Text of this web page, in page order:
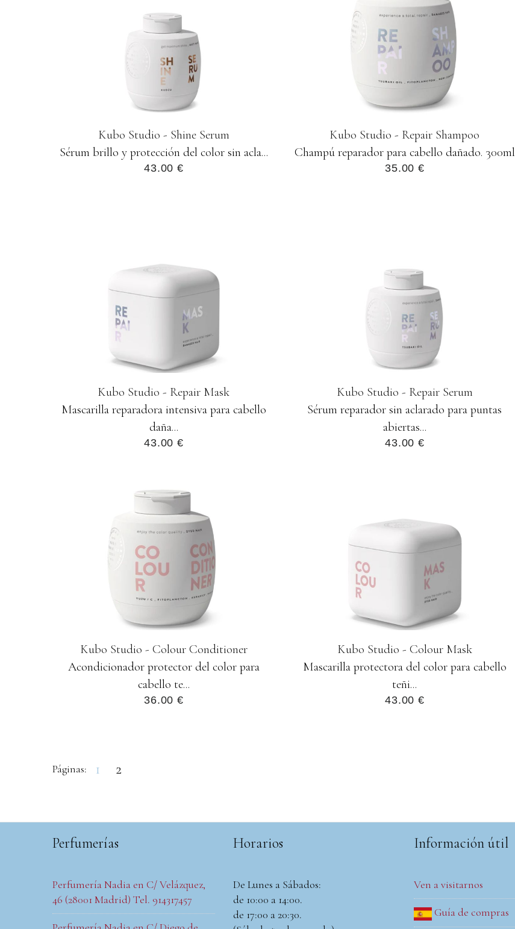
Kubo Studio - Shine Serum
Sérum brillo y protección del color sin acla...
43.00 €
Kubo Studio - Repair Shampoo
Champú reparador para cabello dañado. 300ml
35.00 €
Kubo Studio - Repair Mask
Mascarilla reparadora intensiva para cabello
daña...
43.00 €
Kubo Studio - Repair Serum
Sérum reparador sin aclarado para puntas
abiertas...
43.00 €
Kubo Studio - Colour Conditioner
Acondicionador protector del color para
cabello te...
36.00 €
Kubo Studio - Colour Mask
Mascarilla protectora del color para cabello
teñi...
43.00 €
Páginas: 1 2
Horarios
De Lunes a Sábados:
de 10:00 a 14:00.
de 17:00 a 20:30.
Información útil
Ven a visitarnos
Guía de compras
Perfumerías
Perfumería Nadia en C/ Velázquez,
46 (28001 Madrid) Tel. 914317457